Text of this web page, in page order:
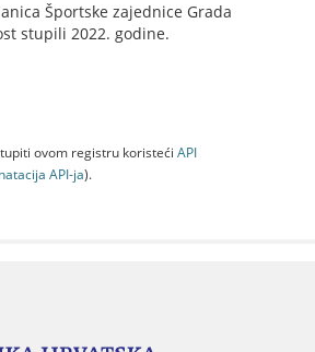
Športske zajednice Grada
stupili 2022. godine.
ovom registru koristeći API
API-jа).